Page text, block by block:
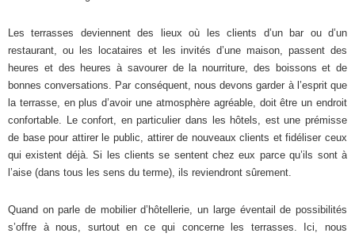
Les terrasses deviennent des lieux où les clients d’un bar ou d’un
restaurant, ou les locataires et les invités d’une maison, passent des
heures et des heures à savourer de la nourriture, des boissons et de
bonnes conversations. Par conséquent, nous devons garder à l’esprit que
la terrasse, en plus d’avoir une atmosphère agréable, doit être un endroit
confortable. Le confort, en particulier dans les hôtels, est une prémisse
de base pour attirer le public, attirer de nouveaux clients et fidéliser ceux
qui existent déjà. Si les clients se sentent chez eux parce qu’ils sont à
l’aise (dans tous les sens du terme), ils reviendront sûrement.
Quand on parle de mobilier d’hôtellerie, un large éventail de possibilités
s’offre à nous, surtout en ce qui concerne les terrasses. Ici, nous